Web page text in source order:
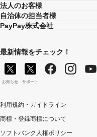
法人のお客様
自治体の担当者様
PayPay株式会社
最新情報をチェック！
お知らせ サポート
利用規約・ガイドライン
商標・登録商標について
ソフトバンク人権ポリシー